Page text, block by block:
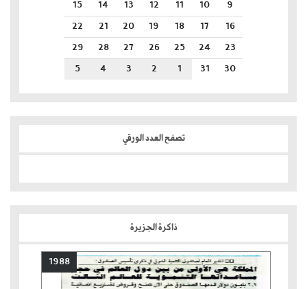
9
10
11
12
13
14
15
16
17
18
19
20
21
22
23
24
25
26
27
28
29
30
31
1
2
3
4
5
تصفح العدد الورقي
ذاكرة الجزيرة
1988